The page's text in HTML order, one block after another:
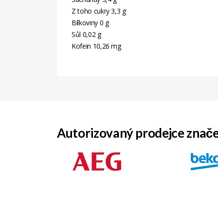
Z toho cukry 3,3 g
Bílkoviny 0 g
Sůl 0,02 g
Kofein 10,26 mg
Autorizovaný prodejce